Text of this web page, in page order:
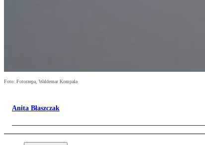
Foto: Fotorzepa, Waldemar Kompala
Anita Błaszczak